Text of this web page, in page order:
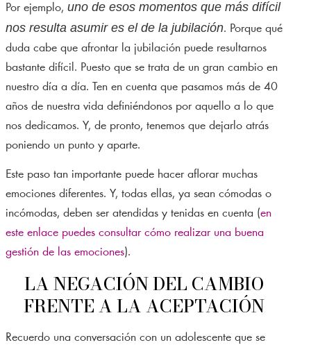
Por ejemplo, uno de esos momentos que más difícil
nos resulta asumir es el de la jubilación. Porque qué
duda cabe que afrontar la jubilación puede resultarnos
bastante difícil. Puesto que se trata de un gran cambio en
nuestro día a día. Ten en cuenta que pasamos más de 40
años de nuestra vida definiéndonos por aquello a lo que
nos dedicamos. Y, de pronto, tenemos que dejarlo atrás
poniendo un punto y aparte.
Este paso tan importante puede hacer aflorar muchas
emociones diferentes. Y, todas ellas, ya sean cómodas o
incómodas, deben ser atendidas y tenidas en cuenta (en
este enlace puedes consultar cómo realizar una buena
gestión de las emociones).
LA NEGACIÓN DEL CAMBIO
FRENTE A LA ACEPTACIÓN
Recuerdo una conversación con un adolescente que se